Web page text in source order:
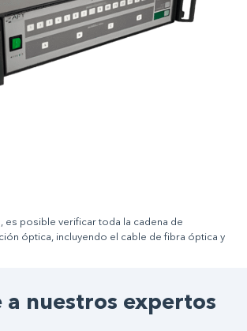
es posible verificar toda la cadena de
óptica, incluyendo el cable de fibra óptica y
a nuestros expertos